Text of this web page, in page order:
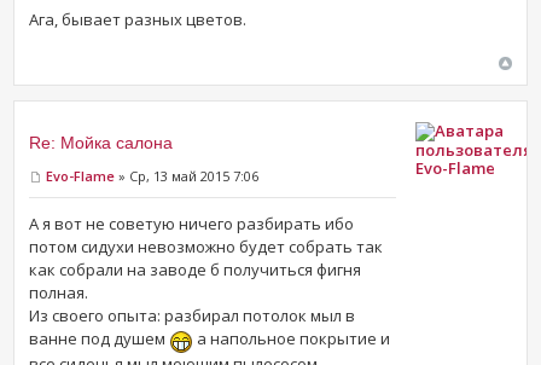
Ага, бывает разных цветов.
Re: Мойка салона
Evo-Flame » Ср, 13 май 2015 7:06
А я вот не советую ничего разбирать ибо
потом сидухи невозможно будет собрать так
как собрали на заводе б получиться фигня
полная.
Из своего опыта: разбирал потолок мыл в
ванне под душем
а напольное покрытие и
Evo-Flame